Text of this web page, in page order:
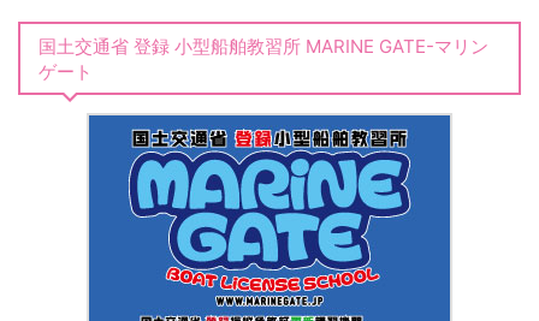
国土交通省 登録 小型船舶教習所 MARINE GATE-マリン
ゲート